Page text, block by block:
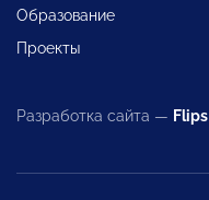
Образование
Проекты
Разработка сайта — Flips